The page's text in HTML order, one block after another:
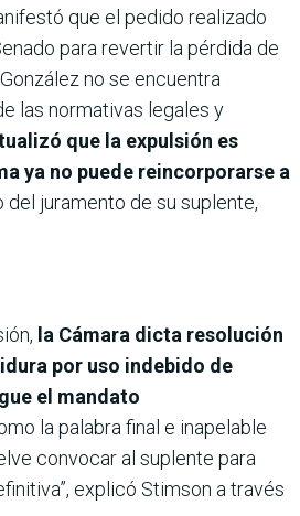
que el pedido realizado
para revertir la pérdida de
no se encuentra
las normativas legales y
que la expulsión es
ya no puede reincorporarse a
del juramento de su suplente,
la Cámara dicta resolución
por uso indebido de
el mandato
la palabra final e inapelable
convocar al suplente para
explicó Stimson a través